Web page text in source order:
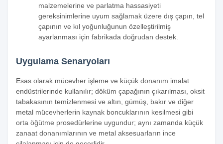
malzemelerine ve parlatma hassasiyeti
gereksinimlerine uyum sağlamak üzere dış çapın, tel
çapının ve kıl yoğunluğunun özelleştirilmiş
ayarlanması için fabrikada doğrudan destek.
Uygulama Senaryoları
Esas olarak mücevher işleme ve küçük donanım imalat
endüstrilerinde kullanılır; döküm çapağının çıkarılması, oksit
tabakasının temizlenmesi ve altın, gümüş, bakır ve diğer
metal mücevherlerin kaynak boncuklarının kesilmesi gibi
orta öğütme prosedürlerine uygundur; aynı zamanda küçük
zanaat donanımlarının ve metal aksesuarların ince